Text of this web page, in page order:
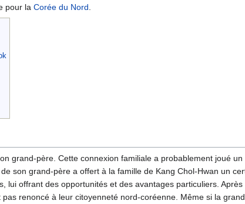
pour la Corée du Nord.
grand-père. Cette connexion familiale a probablement joué
son grand-père a offert à la famille de Kang Chol-Hwan un
lui offrant des opportunités et des avantages particuliers.
renoncé à leur citoyenneté nord-coréenne. Même si la